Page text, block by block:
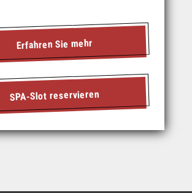
Erfahren Sie mehr
SPA-Slot reservieren